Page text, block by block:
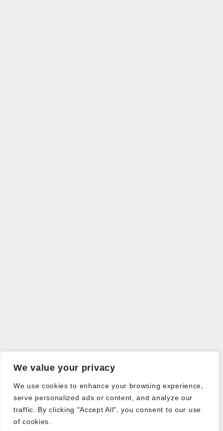
We value your privacy
We use cookies to enhance your browsing experience,
serve personalized ads or content, and analyze our
traffic. By clicking "Accept All", you consent to our use
of cookies.